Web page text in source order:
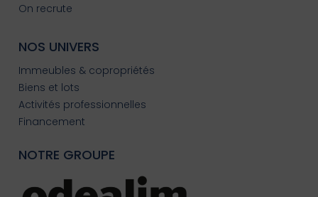
On recrute
NOS UNIVERS
Immeubles & copropriétés
Biens et lots
Activités professionnelles
Financement
NOTRE GROUPE